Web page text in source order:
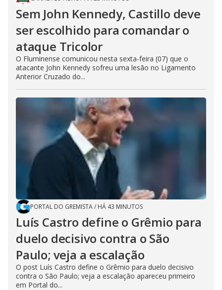
Sem John Kennedy, Castillo deve
ser escolhido para comandar o
ataque Tricolor
O Fluminense comunicou nesta sexta-feira (07) que o
atacante John Kennedy sofreu uma lesão no Ligamento
Anterior Cruzado do...
PORTAL DO GREMISTA/ HÁ 43 MINUTOS
Luís Castro define o Grêmio para
duelo decisivo contra o São
Paulo; veja a escalação
O post Luís Castro define o Grêmio para duelo decisivo
contra o São Paulo; veja a escalação apareceu primeiro
em Portal do...